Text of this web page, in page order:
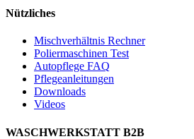
Nützliches
Mischverhältnis Rechner
Poliermaschinen Test
Autopflege FAQ
Pflegeanleitungen
Downloads
Videos
WASCHWERKSTATT B2B